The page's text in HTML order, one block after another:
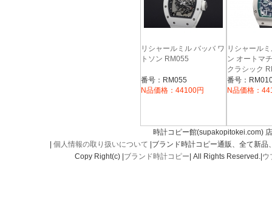
リシャールミル バッバ ワ
トソン RM055
番号：RM055
N品価格：44100円
リシャール
ン オートマ
クラシック
番号：
N品価格：
時計コピー館(supakopitokei.com)
個人情報の取り扱いについて |ブランド時計コピー通販、全て新
Copy Right(c) | ブランド時計コピー | All Rights Reserved.| ウ